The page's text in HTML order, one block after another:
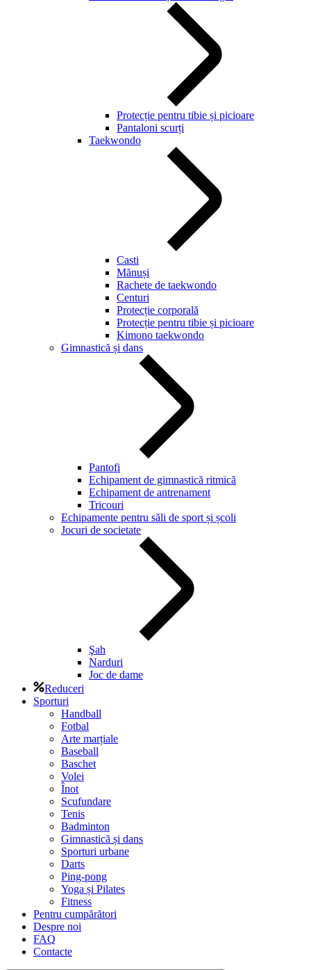
Protecție pentru tibie și picioare
Pantaloni scurți
Taekwondo
Casti
Mănuși
Rachete de taekwondo
Centuri
Protecție corporală
Protecție pentru tibie și picioare
Kimono taekwondo
Gimnastică și dans
Pantofi
Echipament de gimnastică ritmică
Echipament de antrenament
Tricouri
Echipamente pentru săli de sport și școli
Jocuri de societate
Şah
Narduri
Joc de dame
Reduceri
Sporturi
Handball
Fotbal
Arte marțiale
Baseball
Baschet
Volei
Înot
Scufundare
Tenis
Badminton
Gimnastică și dans
Sporturi urbane
Darts
Ping-pong
Yoga și Pilates
Fitness
Pentru cumpărători
Despre noi
FAQ
Contacte